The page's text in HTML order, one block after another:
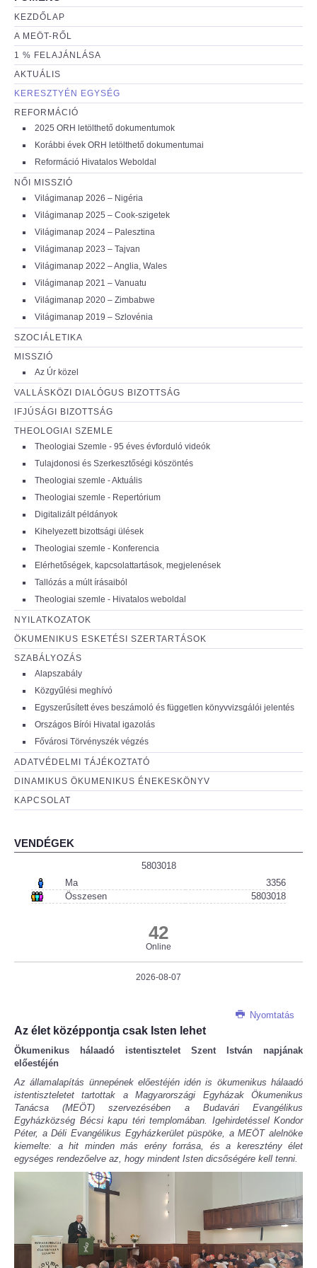
KEZDŐLAP
A MEÖT-RŐL
1 % FELAJÁNLÁSA
AKTUÁLIS
KERESZTYÉN EGYSÉG
REFORMÁCIÓ
2025 ORH letölthető dokumentumok
Korábbi évek ORH letölthető dokumentumai
Reformáció Hivatalos Weboldal
NŐI MISSZIÓ
Világimanap 2026 – Nigéria
Világimanap 2025 – Cook-szigetek
Világimanap 2024 – Palesztina
Világimanap 2023 – Tajvan
Világimanap 2022 – Anglia, Wales
Világimanap 2021 – Vanuatu
Világimanap 2020 – Zimbabwe
Világimanap 2019 – Szlovénia
SZOCIÁLETIKA
MISSZIÓ
Az Úr közel
VALLÁSKÖZI DIALÓGUS BIZOTTSÁG
IFJÚSÁGI BIZOTTSÁG
THEOLOGIAI SZEMLE
Theologiai Szemle - 95 éves évforduló videók
Tulajdonosi és Szerkesztőségi köszöntés
Theologiai szemle - Aktuális
Theologiai szemle - Repertórium
Digitalizált példányok
Kihelyezett bizottsági ülések
Theologiai szemle - Konferencia
Elérhetőségek, kapcsolattartások, megjelenések
Tallózás a múlt írásaiból
Theologiai szemle - Hivatalos weboldal
NYILATKOZATOK
ÖKUMENIKUS ESKETÉSI SZERTARTÁSOK
SZABÁLYOZÁS
Alapszabály
Közgyűlési meghívó
Egyszerűsített éves beszámoló és független könyvvizsgálói jelentés
Országos Bírói Hivatal igazolás
Fővárosi Törvényszék végzés
ADATVÉDELMI TÁJÉKOZTATÓ
DINAMIKUS ÖKUMENIKUS ÉNEKESKÖNYV
KAPCSOLAT
VENDÉGEK
5803018
Ma
3356
Összesen
5803018
42
Online
2026-08-07
Nyomtatás
Az élet középpontja csak Isten lehet
Ökumenikus hálaadó istentisztelet Szent István napjának
előestéjén
Az államalapítás ünnepének előestéjén idén is ökumenikus hálaadó
istentiszteletet tartottak a Magyarországi Egyházak Ökumenikus
Tanácsa (MEÖT) szervezésében a Budavári Evangélikus
Egyházközség Bécsi kapu téri templomában. Igehirdetéssel Kondor
Péter, a Déli Evangélikus Egyházkerület püspöke, a MEÖT alelnöke
kiemelte: a hit minden más erény forrása, és a keresztény élet
egységes rendezőelve az, hogy mindent Isten dicsőségére kell tenni.